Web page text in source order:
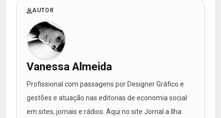
AUTOR
Vanessa Almeida
Profissional com passagens por Designer Gráfico e
gestões e atuação nas editorias de economia social
em sites, jornais e rádios. Aqui no site Jornal a Ilha